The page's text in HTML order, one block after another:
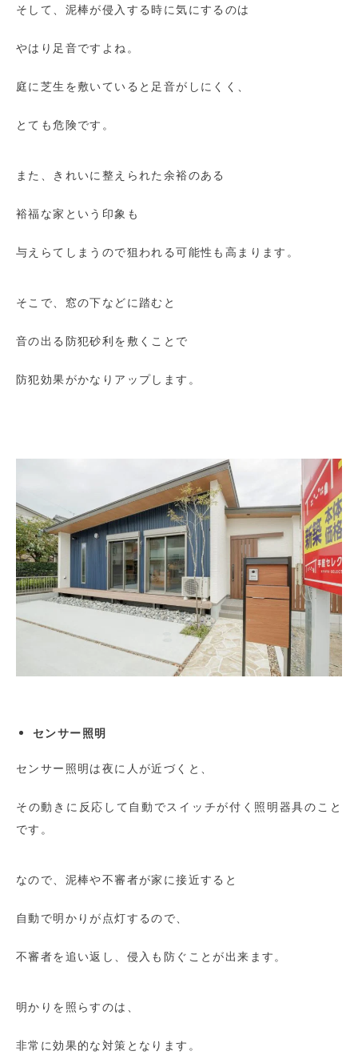
そして、泥棒が侵入する時に気にするのは
やはり足音ですよね。
庭に芝生を敷いていると足音がしにくく、
とても危険です。
また、きれいに整えられた余裕のある
裕福な家という印象も
与えらてしまうので狙われる可能性も高まります。
そこで、窓の下などに踏むと
音の出る防犯砂利を敷くことで
防犯効果がかなりアップします。
センサー照明
センサー照明は夜に人が近づくと、
その動きに反応して自動でスイッチが付く照明器具のこと
です。
なので、泥棒や不審者が家に接近すると
自動で明かりが点灯するので、
不審者を追い返し、侵入も防ぐことが出来ます。
明かりを照らすのは、
非常に効果的な対策となります。